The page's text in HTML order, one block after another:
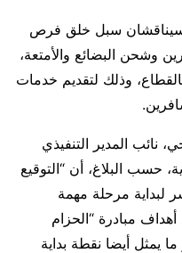
سيناقشان سبل خلق فرص
وشحن البضائع والأمتعة،
وذلك لتقديم خدمات
نائب المدير التنفيذي
حسب البلاغ، أن “التوقيع
لبداية مرحلة مهمة
مبادرة “الحزام
يمثل أيضا نقطة بداية